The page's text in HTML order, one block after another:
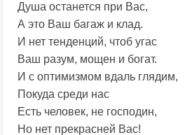
Душа останется при Вас,
А это Ваш багаж и клад.
И нет тенденций, чтоб угас
Ваш разум, мощен и богат.
И с оптимизмом вдаль глядим,
Покуда среди нас
Есть человек, не господин,
Но нет прекрасней Вас!